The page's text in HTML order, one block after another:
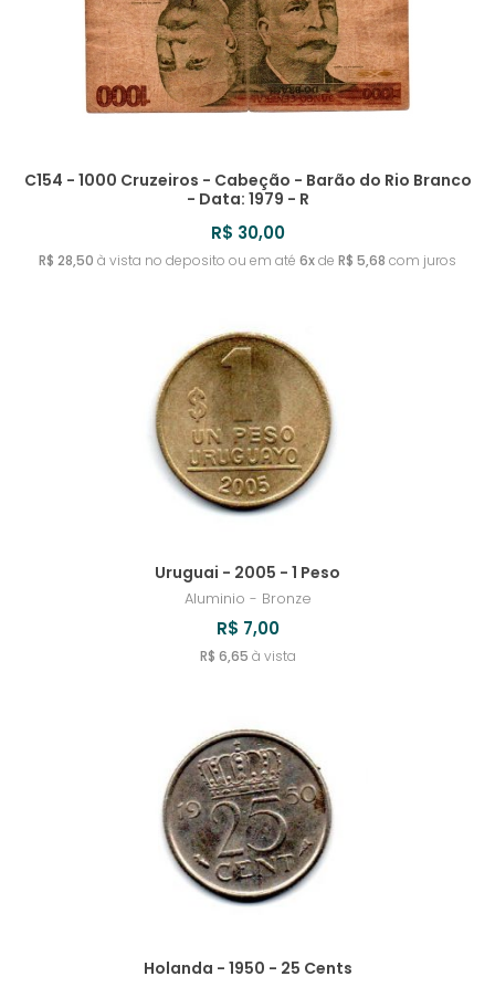
C154 - 1000 Cruzeiros - Cabeção - Barão do Rio Branco
- Data: 1979 - R
R$ 30,00
R$ 28,50 à vista no deposito ou em até 6xde R$ 5,68 com juros
Uruguai - 2005 - 1 Peso
Aluminio - Bronze
R$ 7,00
R$ 6,65 à vista
Holanda - 1950 - 25 Cents